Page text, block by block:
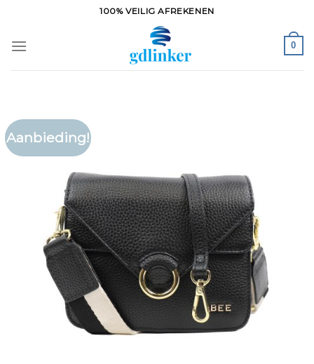
inhoud
100% VEILIG AFREKENEN
0
Aanbieding!